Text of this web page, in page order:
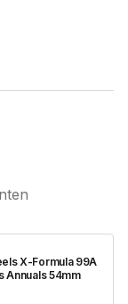
X-Formula 99A
Annuals 54mm